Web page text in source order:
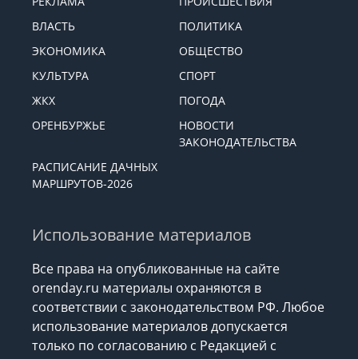
ДОРОГАХ
РЕКЛАМА
ПРОИСШЕСТВИЯ
ВЛАСТЬ
ПОЛИТИКА
ЭКОНОМИКА
ОБЩЕСТВО
КУЛЬТУРА
СПОРТ
ЖКХ
ПОГОДА
Использование материалов
Все права на опубликованные на сайте
orenday.ru материалы охраняются в
соответствии с законодательством РФ. Любое